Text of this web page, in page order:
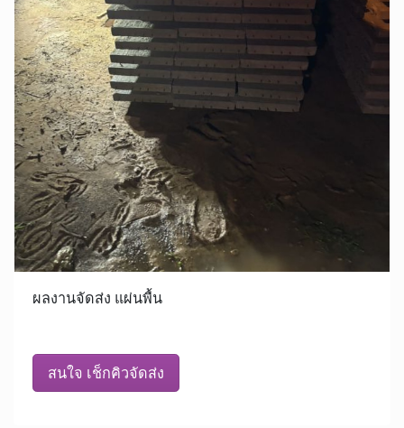
ผลงานจัดส่ง แผ่นพื้น
สนใจ เช็กคิวจัดส่ง